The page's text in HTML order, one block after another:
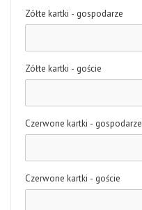
Zółte kartki - gospodarze
Zółte kartki - goście
Czerwone kartki - gospodarze
Czerwone kartki - goście